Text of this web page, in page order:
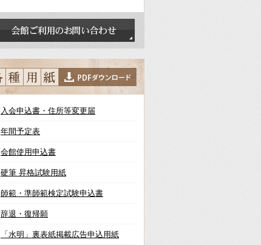
入会申込書・住所等変更届
年間予定表
会館使用申込書
硬筆 昇格試験用紙
師範・準師範検定試験申込書
辞退・復帰願
「水明」裏表紙掲載広告申込用紙